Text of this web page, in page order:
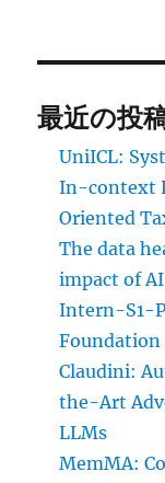
最近の投
UniICL:
In-context
Oriented
The data
impact of
Intern-S1-
Foundation
Claudini:
the-Art
LLMs
MemMA: